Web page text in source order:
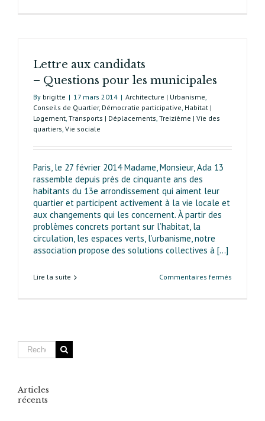
Lettre aux candidats
– Questions pour les municipales
By brigitte | 17 mars 2014 | Architecture | Urbanisme,
Conseils de Quartier, Démocratie participative, Habitat |
Logement, Transports | Déplacements, Treizième | Vie des
quartiers, Vie sociale
Paris, le 27 février 2014 Madame, Monsieur, Ada 13
rassemble depuis près de cinquante ans des
habitants du 13e arrondissement qui aiment leur
quartier et participent activement à la vie locale et
aux changements qui les concernent. À partir des
problèmes concrets portant sur l’habitat, la
circulation, les espaces verts, l’urbanisme, notre
association propose des solutions collectives à [...]
Lire la suite Commentaires fermés
Articles
récents